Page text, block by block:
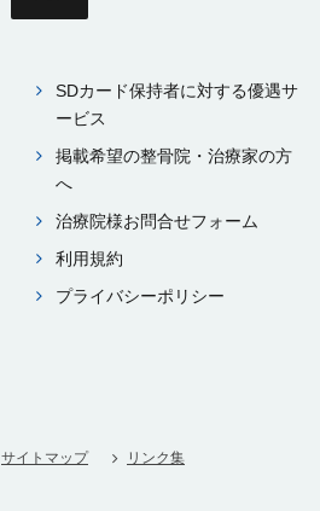
SDカード保持者に対する優遇サ
ービス
掲載希望の整⾻院・治療家の⽅
へ
治療院様お問合せフォーム
利⽤規約
プライバシーポリシー
サイトマップ リンク集